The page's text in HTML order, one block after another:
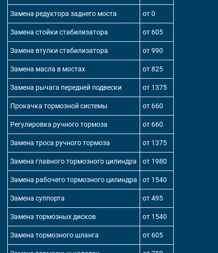
Замена редуктора заднего моста от 0
Замена стойки стабилизатора от 605
Замена втулки стабилизатора от 990
Замена масла в мостах от 825
Замена рычага передней подвески от 1375
Прокачка тормозной системы от 660
Регулировка ручного тормоза от 660
Замена троса ручного тормоза от 1375
Замена главного тормозного цилиндра от 1980
Замена рабочего тормозного цилиндра от 1540
Замена суппорта от 495
Замена тормозных дисков от 1540
Замена тормозного шланга от 605